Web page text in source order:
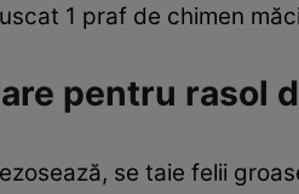
1 praf de chimen
pentru rasol
se taie felii